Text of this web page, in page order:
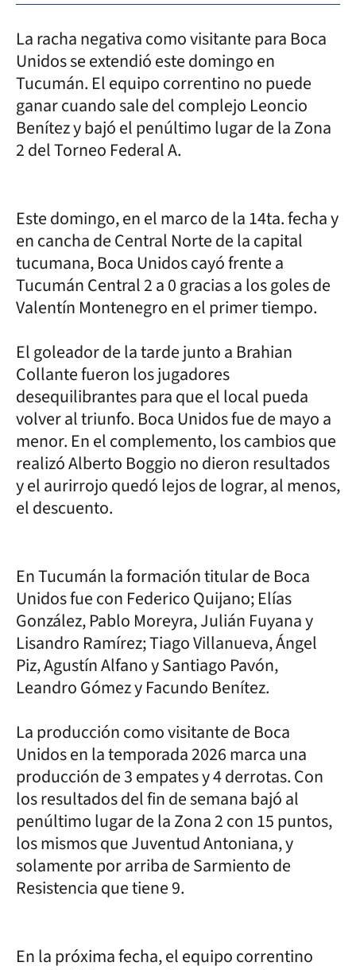
La racha negativa como visitante para Boca
Unidos se extendió este domingo en
Tucumán. El equipo correntino no puede
ganar cuando sale del complejo Leoncio
Benítez y bajó el penúltimo lugar de la Zona
2 del Torneo Federal A.
Este domingo, en el marco de la 14ta. fecha y
en cancha de Central Norte de la capital
tucumana, Boca Unidos cayó frente a
Tucumán Central 2 a 0 gracias a los goles de
Valentín Montenegro en el primer tiempo.
El goleador de la tarde junto a Brahian
Collante fueron los jugadores
desequilibrantes para que el local pueda
volver al triunfo. Boca Unidos fue de mayo a
menor. En el complemento, los cambios que
realizó Alberto Boggio no dieron resultados
y el aurirrojo quedó lejos de lograr, al menos,
el descuento.
En Tucumán la formación titular de Boca
Unidos fue con Federico Quijano; Elías
González, Pablo Moreyra, Julián Fuyana y
Lisandro Ramírez; Tiago Villanueva, Ángel
Piz, Agustín Alfano y Santiago Pavón,
Leandro Gómez y Facundo Benítez.
La producción como visitante de Boca
Unidos en la temporada 2026 marca una
producción de 3 empates y 4 derrotas. Con
los resultados del fin de semana bajó al
penúltimo lugar de la Zona 2 con 15 puntos,
los mismos que Juventud Antoniana, y
solamente por arriba de Sarmiento de
Resistencia que tiene 9.
En la próxima fecha, el equipo correntino